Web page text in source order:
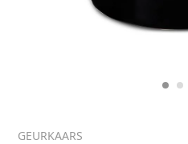
GEURKAARS